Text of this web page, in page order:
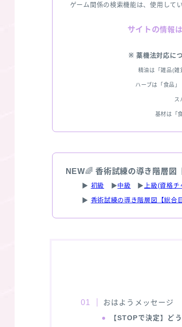
ゲーム関係の検索機能は、使用して
サイトの情報
※ 薬機法対応に
精油は「雑品(雑
ハーブは「食品
ス
基材は「
NEW🌈香術試練の導き階層図
▶ 初級 ▶中級 ▶ 上級(資格
▶ 香術試練の導き階層図【総合
おはようメッセージ
【STOPで決定】ど